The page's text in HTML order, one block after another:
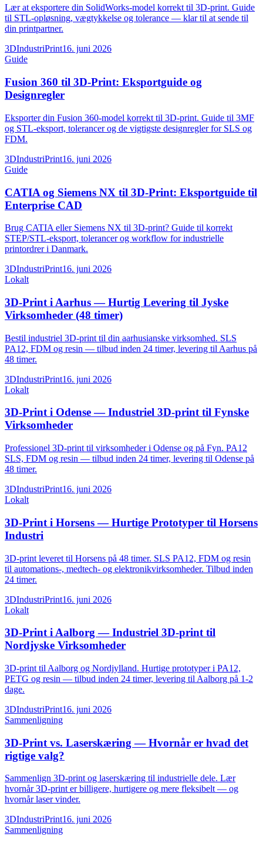
Lær at eksportere din SolidWorks-model korrekt til 3D-print. Guide
til STL-opløsning, vægtykkelse og tolerance — klar til at sende til
din printpartner.
3DIndustriPrint16. juni 2026
Guide
Fusion 360 til 3D-Print: Eksportguide og
Designregler
Eksporter din Fusion 360-model korrekt til 3D-print. Guide til 3MF
og STL-eksport, tolerancer og de vigtigste designregler for SLS og
FDM.
3DIndustriPrint16. juni 2026
Guide
CATIA og Siemens NX til 3D-Print: Eksportguide til
Enterprise CAD
Brug CATIA eller Siemens NX til 3D-print? Guide til korrekt
STEP/STL-eksport, tolerancer og workflow for industrielle
printordrer i Danmark.
3DIndustriPrint16. juni 2026
Lokalt
3D-Print i Aarhus — Hurtig Levering til Jyske
Virksomheder (48 timer)
Bestil industriel 3D-print til din aarhusianske virksomhed. SLS
PA12, FDM og resin — tilbud inden 24 timer, levering til Aarhus på
48 timer.
3DIndustriPrint16. juni 2026
Lokalt
3D-Print i Odense — Industriel 3D-print til Fynske
Virksomheder
Professionel 3D-print til virksomheder i Odense og på Fyn. PA12
SLS, FDM og resin — tilbud inden 24 timer, levering til Odense på
48 timer.
3DIndustriPrint16. juni 2026
Lokalt
3D-Print i Horsens — Hurtige Prototyper til Horsens
Industri
3D-print leveret til Horsens på 48 timer. SLS PA12, FDM og resin
til automations-, medtech- og elektronikvirksomheder. Tilbud inden
24 timer.
3DIndustriPrint16. juni 2026
Lokalt
3D-Print i Aalborg — Industriel 3D-print til
Nordjyske Virksomheder
3D-print til Aalborg og Nordjylland. Hurtige prototyper i PA12,
PETG og resin — tilbud inden 24 timer, levering til Aalborg på 1-2
dage.
3DIndustriPrint16. juni 2026
Sammenligning
3D-Print vs. Laserskæring — Hvornår er hvad det
rigtige valg?
Sammenlign 3D-print og laserskæring til industrielle dele. Lær
hvornår 3D-print er billigere, hurtigere og mere fleksibelt — og
hvornår laser vinder.
3DIndustriPrint16. juni 2026
Sammenligning